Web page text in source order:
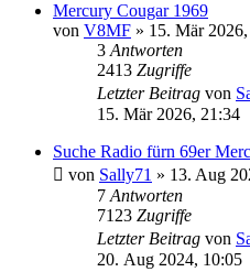
Mercury Cougar 1969
von V8MF » 15. Mär
3 Antworten
2413 Zugriffe
Letzter Beitrag von
15. Mär 2026, 21:34
Suche Radio fürn 69er
von Sally71 » 13. Aug
7 Antworten
7123 Zugriffe
Letzter Beitrag von
20. Aug 2024, 10:05